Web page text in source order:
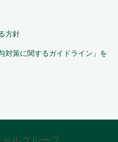
方針
対策に関するガイドライン」を